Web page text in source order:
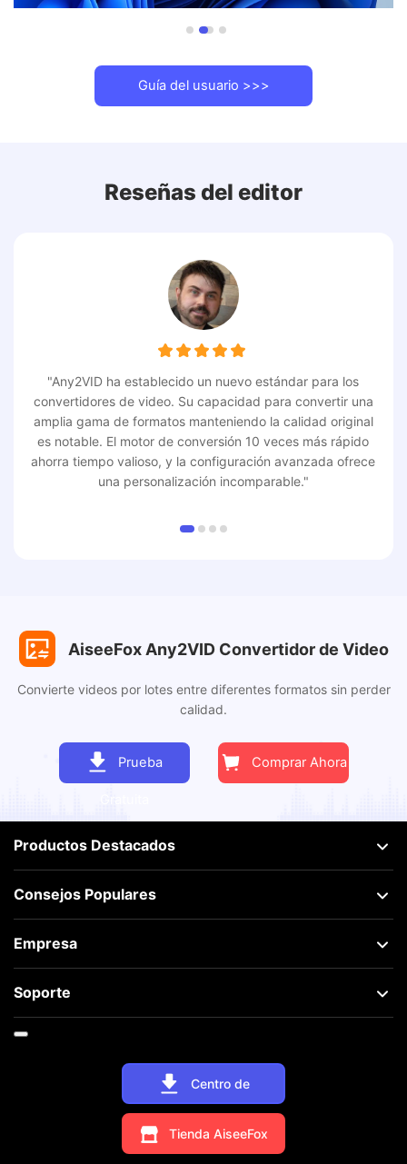
Guía del usuario >>>
convertidores de video. Su capacidad para convertir una
amplia gama de formatos manteniendo la calidad original
es notable. El motor de conversión 10 veces más rápido
ahorra tiempo valioso, y la configuración avanzada ofrece
una personalización incomparable."
calidad.
Prueba
Gratuita
Comprar Ahora
Centro de
Descargas
Tienda AiseeFox